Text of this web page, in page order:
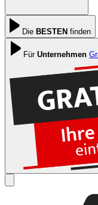
Die BESTEN finden
Für Unternehmen